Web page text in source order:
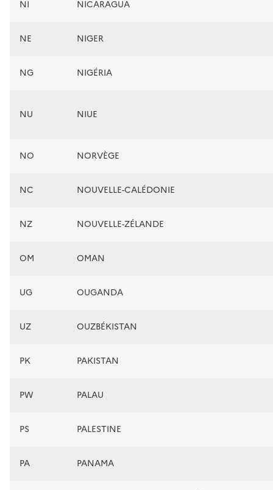
NI NICARAGUA
NE NIGER
NG NIGÉRIA
NU NIUE
NO NORVÈGE
NC NOUVELLE-CALÉDONIE
NZ NOUVELLE-ZÉLANDE
OM OMAN
UG OUGANDA
UZ OUZBÉKISTAN
PK PAKISTAN
PW PALAU
PS PALESTINE
PA PANAMA